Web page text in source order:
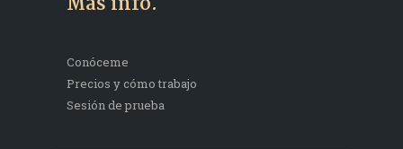
Conóceme
Precios y cómo trabajo
Sesión de prueba